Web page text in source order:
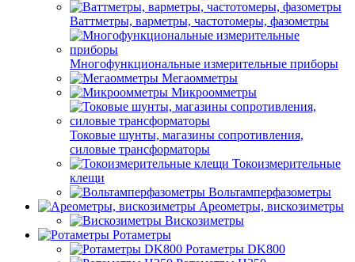
Ваттметры, варметры, частотомеры, фазометры
Многофункциональные измерительные приборы
Мегаомметры
Микроомметры
Токовые шунты, магазины сопротивления,
силовые трансформаторы
Токоизмерительные
клещи
Вольтамперфазометры
Ареометры, вискозиметры
Вискозиметры
Ротаметры
Ротаметры DK800